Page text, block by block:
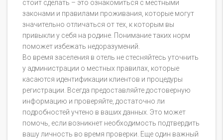
стоит сделать – это ознакомиться с местными
законами и правилами проживания, которые могут
значительно отличаться от тех, к которым вы
привыкли у себя на родине. Понимание таких норм
поможет избежать недоразумений.
Во время заселения в отель не стесняйтесь уточнить
у администрации о местных правилах, которые
касаются идентификации клиентов и процедуры
регистрации. Всегда предоставляйте достоверную
информацию и проверяйте, достаточно ли
подробностей учтено в ваших данных. Это может
помочь, если возникнет необходимость подтвердить
вашу личность во время проверки. Еще один важный